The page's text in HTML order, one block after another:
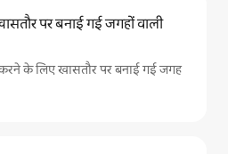
पर बनाई गई जगहों वाली
करने के लिए खासतौर पर बनाई गई जगह